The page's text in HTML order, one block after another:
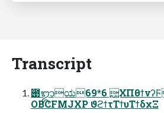
Transcript
౉ᬒಯ࢙ 6*69ΧΠθϯνʔϜ ͸͡Ί·ͨ͠ σβΠφʔ
OBCFMJXP ϑϩϯτΤϯυΤϯδχΞ